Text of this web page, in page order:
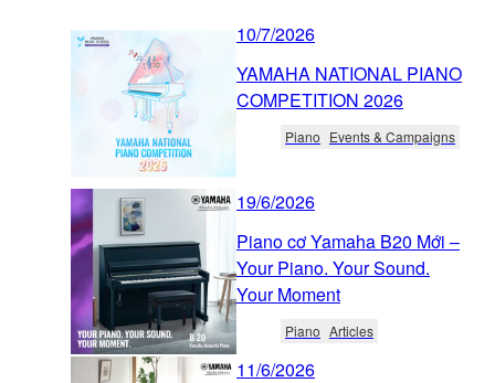
10/7/2026
YAMAHA NATIONAL PIANO
COMPETITION 2026
Piano Events & Campaigns
19/6/2026
Piano cơ Yamaha B20 Mới –
Your Piano. Your Sound.
Your Moment
Piano Articles
11/6/2026